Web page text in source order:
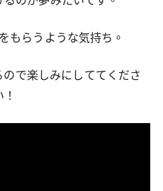
もらうような気持ち。
で楽しみにしててくださ
！